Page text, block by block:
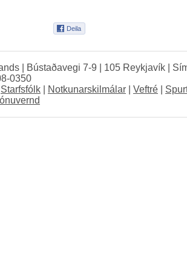
| Bústaðavegi 7-9 | 105 Reykjavík |
0350
Starfsfólk Notkunarskilmálar Veftré